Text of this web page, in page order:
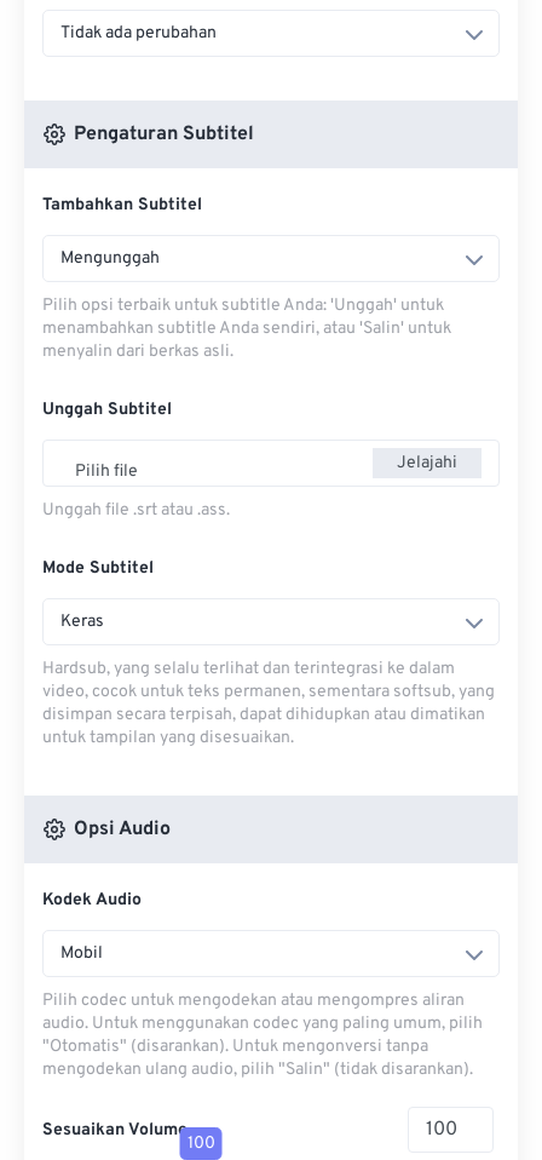
Tidak ada perubahan
Pengaturan Subtitel
Tambahkan Subtitel
Mengunggah
Pilih opsi terbaik untuk subtitle Anda: 'Unggah' untuk
menambahkan subtitle Anda sendiri, atau 'Salin' untuk
menyalin dari berkas asli.
Unggah Subtitel
Pilih file Jelajahi
Unggah file .srt atau .ass.
Mode Subtitel
Keras
Hardsub, yang selalu terlihat dan terintegrasi ke dalam
video, cocok untuk teks permanen, sementara softsub, yang
disimpan secara terpisah, dapat dihidupkan atau dimatikan
untuk tampilan yang disesuaikan.
Opsi Audio
Kodek Audio
Mobil
Pilih codec untuk mengodekan atau mengompres aliran
audio. Untuk menggunakan codec yang paling umum, pilih
"Otomatis" (disarankan). Untuk mengonversi tanpa
mengodekan ulang audio, pilih "Salin" (tidak disarankan).
Sesuaikan Volume
100